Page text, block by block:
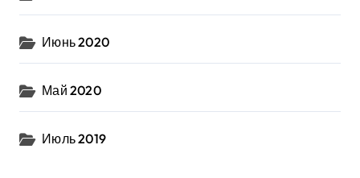
Июнь 2020
Май 2020
Июль 2019